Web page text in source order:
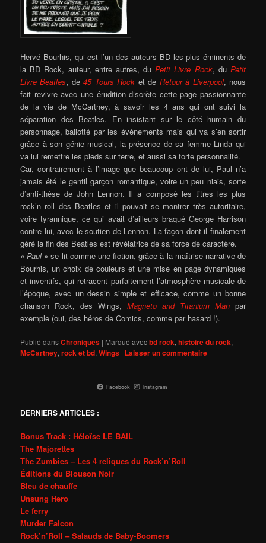
Hervé Bourhis, qui est l’un des auteurs BD les plus éminents de
la BD Rock, auteur, entre autres, duPetit Livre Rock, du Petit
Livre Beatles, de45 Tours Rock et de Retour à Liverpool, nous
fait revivre avec une érudition discrète cette page passionnante
de la vie de McCartney, à savoir les 4 ans qui ont suivi la
séparation des Beatles. En insistant sur le côté humain du
personnage, ballotté par les évènements mais qui va s’en sortir
grâce à son génie musical, la présence de sa femme Linda qui
va lui remettre les pieds sur terre, et aussi sa forte personnalité.
Car, contrairement à l’image que beaucoup ont de lui, Paul n’a
jamais été le gentil garçon romantique, voire un peu niais, sorte
d’anti-thèse de John Lennon. Il a composé les titres les plus
rock’n roll des Beatles et il pouvait se montrer très autoritaire,
voire tyrannique, ce qui avait d’ailleurs braqué George Harrison
contre lui, avec le soutien de Lennon. La façon dont il finalement
géré la fin des Beatles est révélatrice de sa force de caractère.
« Paul » se lit comme une fiction, grâce à la maîtrise narrative de
Bourhis, un choix de couleurs et une mise en page dynamiques
et inventifs, qui retracent parfaitement l’atmosphère musicale de
l’époque, avec un dessin simple et efficace, comme un bonne
chanson Rock, des Wings, Magneto and Titanium Man par
exemple (oui, des héros de Comics, comme par hasard !).
Publié dansChroniques | Marqué avecbd rock,histoire du rock,
McCartney,rock et bd,Wings | Laisser un commentaire
Facebook Instagram
DERNIERS ARTICLES :
Bonus Track : Héloïse LE BAIL
The Majorettes
The Zumbies – Les 4 reliques du Rock’n’Roll
Éditions du Blouson Noir
Bleu de chauffe
Unsung Hero
Le ferry
Murder Falcon
Rock’n’Roll – Salauds de Baby-Boomers